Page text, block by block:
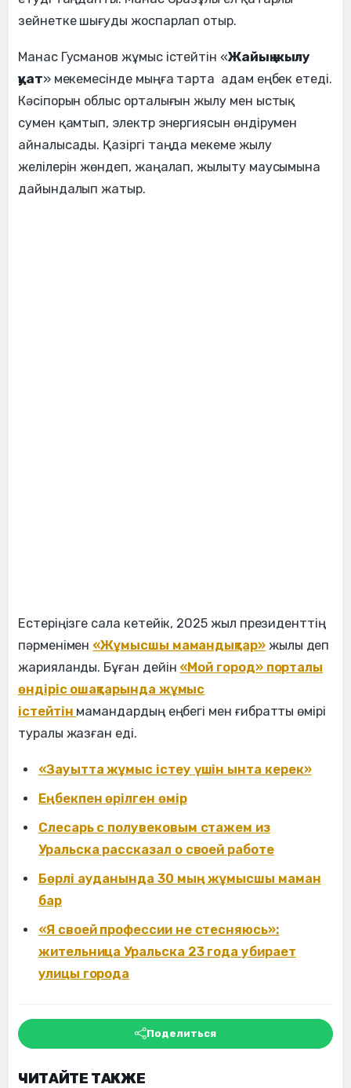
зейнетке шығуды жоспарлап отыр.
Манас Гусманов жұмыс істейтін «Жайық жылу
қуат» мекемесінде мыңға тарта адам еңбек етеді.
Кәсіпорын облыс орталығын жылу мен ыстық
сумен қамтып, электр энергиясын өндірумен
айналысады. Қазіргі таңда мекеме жылу
желілерін жөндеп, жаңалап, жылыту маусымына
дайындалып жатыр.
Естеріңізге сала кетейік, 2025 жыл президенттің
пәрменімен «Жұмысшы мамандықтар»жылы деп
жарияланды. Бұған дейін «Мой город» порталы
өндіріс ошақтарында жұмыс
істейтін мамандардың еңбегі мен ғибратты өмірі
туралы жазған еді.
«Зауытта жұмыс істеу үшін ынта керек»
Еңбекпен өрілген өмір
Слесарь с полувековым стажем из
Уральска рассказал о своей работе
Бөрлі ауданында 30 мың жұмысшы маман
бар
«Я своей профессии не стесняюсь»:
жительница Уральска 23 года убирает
улицы города
Поделиться
ЧИТАЙТЕ ТАКЖЕ